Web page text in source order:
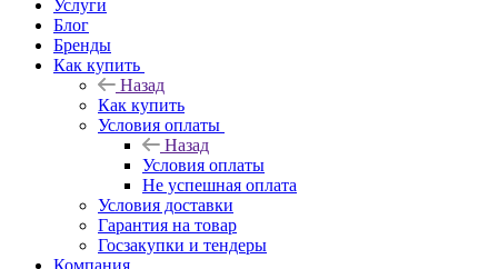
Услуги
Блог
Бренды
Как купить
Назад
Как купить
Условия оплаты
Назад
Условия оплаты
Не успешная оплата
Условия доставки
Гарантия на товар
Госзакупки и тендеры
Компания